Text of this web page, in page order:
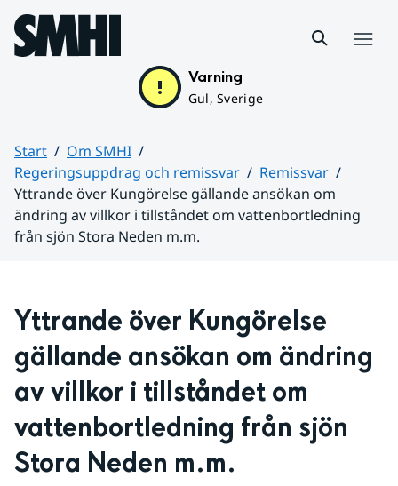
Hoppa till sidans innehåll
Varning
Gul, Sverige
Start
Om SMHI
Regeringsuppdrag och remissvar
Remissvar
Yttrande över Kungörelse gällande ansökan om
ändring av villkor i tillståndet om vattenbortledning
från sjön Stora Neden m.m.
Yttrande över Kungörelse
gällande ansökan om ändring
av villkor i tillståndet om
vattenbortledning från sjön
Stora Neden m.m.